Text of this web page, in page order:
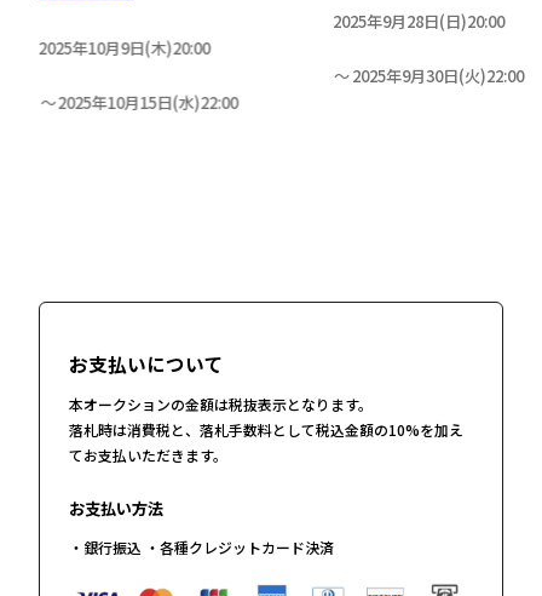
2025年10月9日(木)20:00
2025年10月15日(水)22:00
2025年9月28日(日)20:00
2025年9月30日(火)22:00
お支払いについて
本オークションの金額は税抜表示となります。
落札時は消費税と、落札手数料として税込金額の10%を加え
てお支払いただきます。
お支払い方法
・銀行振込 ・各種クレジットカード決済